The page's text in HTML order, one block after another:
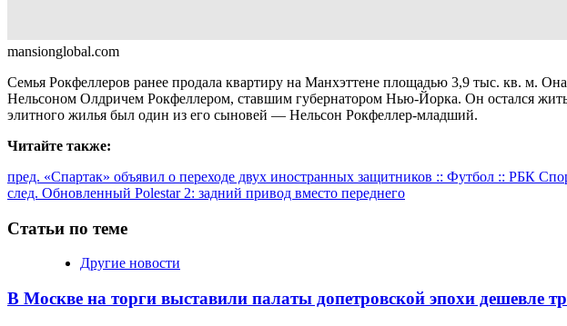
mansionglobal.com
Семья Рокфеллеров ранее продала квартиру на Манхэттене площадью 3,9 тыс. кв. м.
Нельсоном Олдричем Рокфеллером, ставшим губернатором Нью-Йорка. Он остался
элитного жилья был один из его сыновей — Нельсон Рокфеллер-младший.
Читайте также:
Продолжить
чтение
пред. «Спартак» объявил о переходе двух иностранных защитников :: Футбол :: РБК
след. Обновленный Polestar 2: задний привод вместо переднего
Статьи по теме
Другие новости
В Москве на торги выставили палаты допетровской эпохи дешевле